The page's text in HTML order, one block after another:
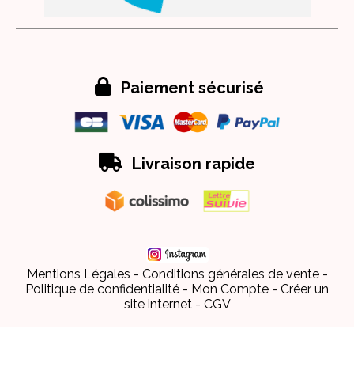
 Paiement sécurisé
 Livraison rapide
Mentions Légales
Conditions générales de vente
Politique de confidentialité
Mon Compte
Créer un
site internet
CGV